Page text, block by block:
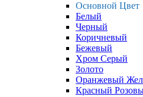
Основной Цвет
Белый
Черный
Коричневый
Бежевый
Хром Серый
Золото
Оранжевый
Красный